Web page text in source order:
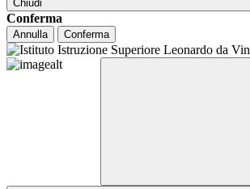
Chiudi
Conferma
Annulla Conferma